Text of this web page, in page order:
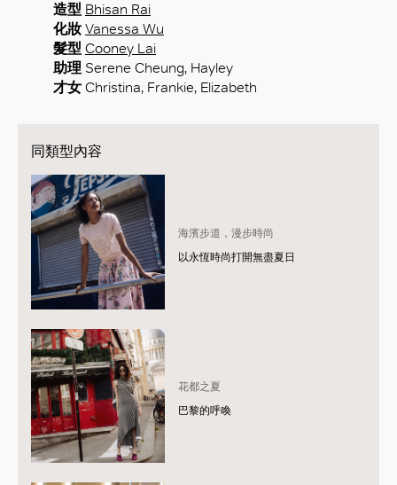
造型 Bhisan Rai
化妝 Vanessa Wu
髮型 Cooney Lai
助理 Serene Cheung, Hayley
才女 Christina, Frankie, Elizabeth
同類型內容
海濱步道，漫步時尚
以永恆時尚打開無盡夏日
花都之夏
巴黎的呼喚